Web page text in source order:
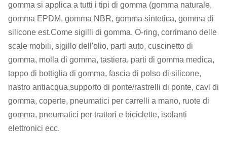
gomma si applica a tutti i tipi di gomma (gomma naturale,
gomma EPDM, gomma NBR, gomma sintetica, gomma di
silicone est.Come sigilli di gomma, O-ring, corrimano delle
scale mobili, sigillo dell'olio, parti auto, cuscinetto di
gomma, molla di gomma, tastiera, parti di gomma medica,
tappo di bottiglia di gomma, fascia di polso di silicone,
nastro antiacqua,supporto di ponte/rastrelli di ponte, cavi di
gomma, coperte, pneumatici per carrelli a mano, ruote di
gomma, pneumatici per trattori e biciclette, isolanti
elettronici ecc.